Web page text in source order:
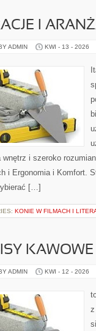
I
ADMIN KWI - 13 - 2026
wnętrz i szeroko
i Ergonomia i Komfort.
[…]
KONIE W FILMACH I
KAWOWE
ADMIN KWI - 12 - 2026
z